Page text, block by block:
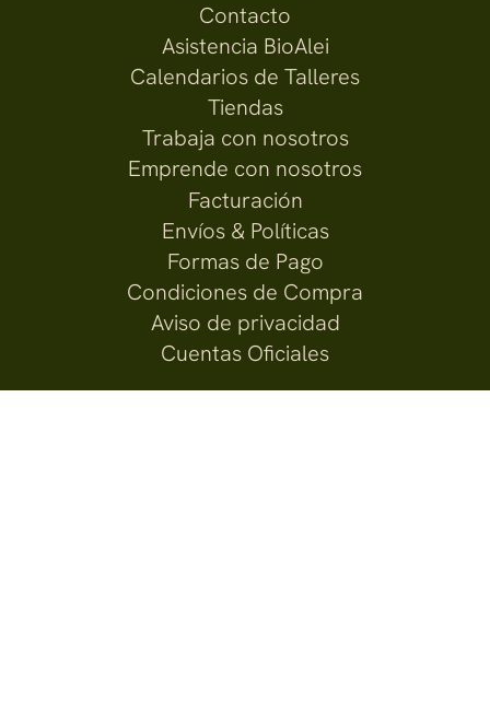
Contacto
Asistencia BioAlei
Calendarios de Talleres
Tiendas
Trabaja con nosotros
Emprende con nosotros
Facturación
Envíos & Políticas
Formas de Pago
Condiciones de Compra
Aviso de privacidad
Cuentas Oficiales